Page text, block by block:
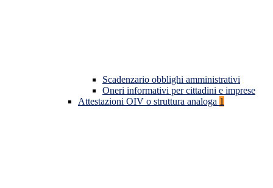
Scadenzario obblighi amministrativi
Oneri informativi per cittadini e imprese
Attestazioni OIV o struttura analoga 1